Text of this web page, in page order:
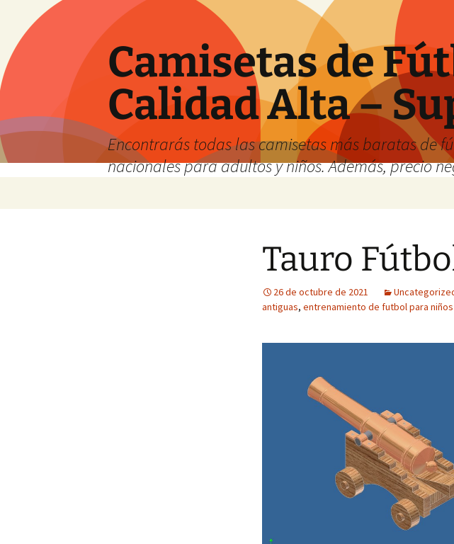
Camisetas de
Calidad Alta –
Encontrarás todas las camisetas más baratas de
nacionales para adultos y niños. Además, precio
Tauro
26 de octubre de 2021
antiguas, entrenamiento de futbol para